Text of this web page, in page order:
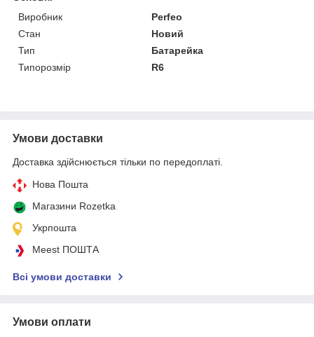
Виробник
Perfeo
Стан
Новий
Тип
Батарейка
Типорозмір
R6
Умови доставки
Доставка здійснюється тільки по передоплаті.
Нова Пошта
Магазини Rozetka
Укрпошта
Meest ПОШТА
Всі умови доставки
Умови оплати